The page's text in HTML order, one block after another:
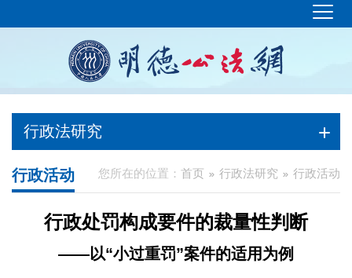
行政法研究
您所在的位置： 首页 行政法研究 行政活动
行政活动
行政处罚构成要件的裁量性判断
——以“小过重罚”案件的适用为例